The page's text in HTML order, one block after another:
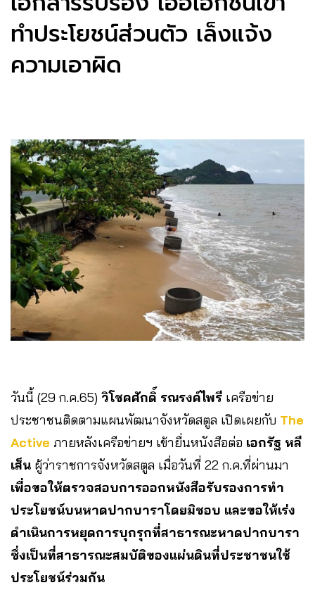
ทำประโยชน์ส่วนตัว เล็งแจ้ง
ความเอาผิด
วันนี้ (29 ก.ค.65) วิโชคศักดิ์ รณรงค์ไพรี เครือข่าย
ประชาชนติดตามแผนพัฒนาจังหวัดสตูล เปิดเผยกับ The
Active ภายหลังเครือข่ายฯ เข้ายื่นหนังสือต่อ เอกรัฐ หลี
เส็น ผู้ว่าราชการจังหวัดสตูล เมื่อวันที่ 22 ก.ค.ที่ผ่านมา
เพื่อขอให้ตรวจสอบการออกหนังสือรับรองการทำ
ประโยชน์บนหาดปากบาราโดยมิชอบ และขอให้เร่ง
ดำเนินการหยุดการบุกรุกที่สาธารณะหาดปากบารา
ซึ่งเป็นที่สาธารณะสมบัติของแผ่นดินที่ประชาชนใช้
ประโยชน์ร่วมกัน